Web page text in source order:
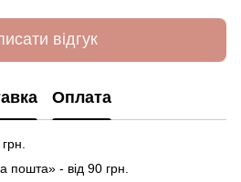
відгук
Оплата
пошта» - від 90 грн.